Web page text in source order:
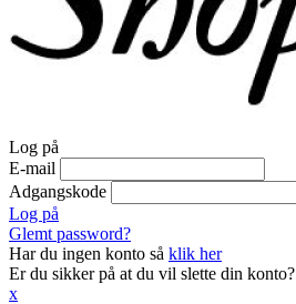
Log på
E-mail
Adgangskode
Log på
Glemt password?
Har du ingen konto så klik her
Er du sikker på at du vil slette din konto?
x